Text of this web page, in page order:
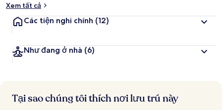
Xem tất cả
Các tiện nghi chính (12)
Như đang ở nhà (6)
Tại sao chúng tôi thích nơi lưu trú này